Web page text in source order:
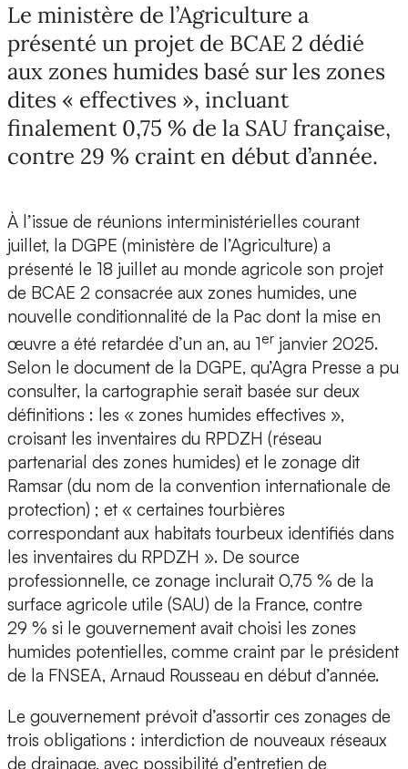
Le ministère de l’Agriculture a
présenté un projet de BCAE 2 dédié
aux zones humides basé sur les zones
dites « effectives », incluant
finalement 0,75 % de la SAU française,
contre 29 % craint en début d’année.
À l’issue de réunions interministérielles courant
juillet, la DGPE (ministère de l’Agriculture) a
présenté le 18 juillet au monde agricole son projet
de BCAE 2 consacrée aux zones humides, une
nouvelle conditionnalité de la Pac dont la mise en
œuvre a été retardée d’un an, au 1er janvier 2025.
Selon le document de la DGPE, qu’Agra Presse a pu
consulter, la cartographie serait basée sur deux
définitions : les « zones humides effectives »,
croisant les inventaires du RPDZH (réseau
partenarial des zones humides) et le zonage dit
Ramsar (du nom de la convention internationale de
protection) ; et « certaines tourbières
correspondant aux habitats tourbeux identifiés dans
les inventaires du RPDZH ». De source
professionnelle, ce zonage inclurait 0,75 % de la
surface agricole utile (SAU) de la France, contre
29 % si le gouvernement avait choisi les zones
humides potentielles, comme craint par le président
de la FNSEA, Arnaud Rousseau en début d’année.
Le gouvernement prévoit d’assortir ces zonages de
trois obligations : interdiction de nouveaux réseaux
de drainage, avec possibilité d’entretien de